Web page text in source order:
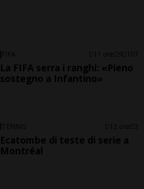
FIFA 11 ore 9 107
La FIFA serra i ranghi: «Pieno
sostegno a Infantino»
TENNIS 12 ore 3
Ecatombe di teste di serie a
Montréal